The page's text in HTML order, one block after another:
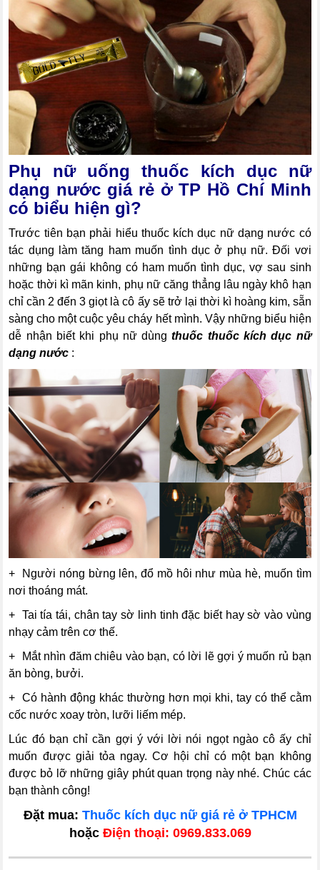
Phụ nữ uống thuốc kích dục nữ
dạng nước giá rẻ ở TP Hồ Chí Minh
có biểu hiện gì?
Trước tiên bạn phải hiểu thuốc kích dục nữ dạng nước có
tác dụng làm tăng ham muốn tình dục ở phụ nữ. Đối vơi
những bạn gái không có ham muốn tình dục, vợ sau sinh
hoặc thời kì mãn kinh, phụ nữ căng thẳng lâu ngày khô hạn
chỉ cần 2 đến 3 giọt là cô ấy sẽ trở lại thời kì hoàng kim, sẵn
sàng cho một cuộc yêu cháy hết mình. Vậy những biểu hiện
dễ nhận biết khi phụ nữ dùngthuốc thuốc kích dục nữ
dạng nước :
+ Người nóng bừng lên, đổ mồ hôi như mùa hè, muốn tìm
nơi thoáng mát.
+ Tai tía tái, chân tay sờ linh tinh đặc biết hay sờ vào vùng
nhạy cảm trên cơ thế.
+ Mắt nhìn đăm chiêu vào bạn, có lời lẽ gợi ý muốn rủ bạn
ăn bòng, bưởi.
+ Có hành động khác thường hơn mọi khi, tay có thể cằm
cốc nước xoay tròn, lưỡi liếm mép.
Lúc đó bạn chỉ cần gợi ý với lời nói ngọt ngào cô ấy chỉ
muốn được giải tỏa ngay. Cơ hội chỉ có một bạn không
được bỏ lỡ những giây phút quan trọng này nhé. Chúc các
bạn thành công!
Đặt mua: Thuốc kích dục nữ giá rẻ ở TPHCM
hoặc Điện thoại: 0969.833.069